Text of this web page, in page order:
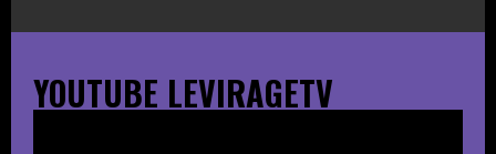
YOUTUBE LEVIRAGETV